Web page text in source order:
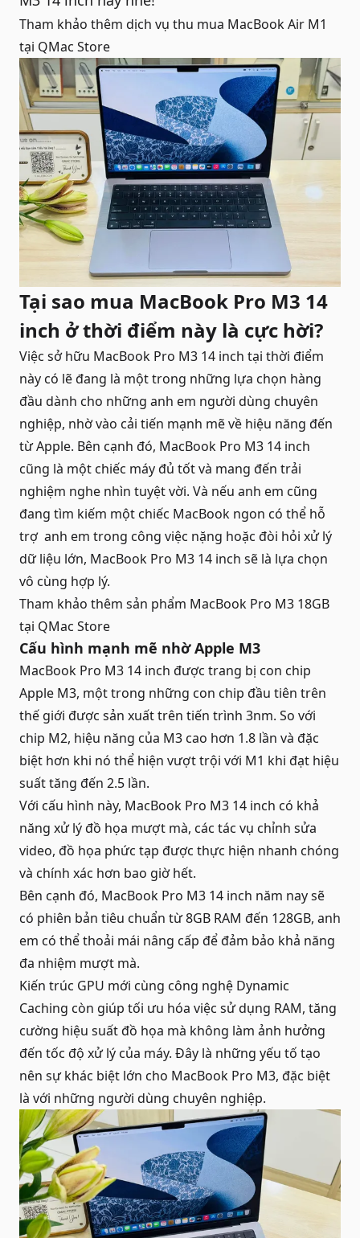
Tham khảo thêm dịch vụ thu mua MacBook Air M1
tại QMac Store
Tại sao mua MacBook Pro M3 14
inch ở thời điểm này là cực hời?
Việc sở hữu MacBook Pro M3 14 inch tại thời điểm
này có lẽ đang là một trong những lựa chọn hàng
đầu dành cho những anh em người dùng chuyên
nghiệp, nhờ vào cải tiến mạnh mẽ về hiệu năng đến
từ Apple. Bên cạnh đó, MacBook Pro M3 14 inch
cũng là một chiếc máy đủ tốt và mang đến trải
nghiệm nghe nhìn tuyệt vời. Và nếu anh em cũng
đang tìm kiếm một chiếc MacBook ngon có thể hỗ
trợ anh em trong công việc nặng hoặc đòi hỏi xử lý
dữ liệu lớn, MacBook Pro M3 14 inch sẽ là lựa chọn
vô cùng hợp lý.
Tham khảo thêm sản phẩm MacBook Pro M3 18GB
tại QMac Store
Cấu hình mạnh mẽ nhờ Apple M3
MacBook Pro M3 14 inch được trang bị con chip
Apple M3, một trong những con chip đầu tiên trên
thế giới được sản xuất trên tiến trình 3nm. So với
chip M2, hiệu năng của M3 cao hơn 1.8 lần và đặc
biệt hơn khi nó thể hiện vượt trội với M1 khi đạt hiệu
suất tăng đến 2.5 lần.
Với cấu hình này, MacBook Pro M3 14 inch có khả
năng xử lý đồ họa mượt mà, các tác vụ chỉnh sửa
video, đồ họa phức tạp được thực hiện nhanh chóng
và chính xác hơn bao giờ hết.
Bên cạnh đó, MacBook Pro M3 14 inch năm nay sẽ
có phiên bản tiêu chuẩn từ 8GB RAM đến 128GB, anh
em có thể thoải mái nâng cấp để đảm bảo khả năng
đa nhiệm mượt mà.
Kiến trúc GPU mới cùng công nghệ Dynamic
Caching còn giúp tối ưu hóa việc sử dụng RAM, tăng
cường hiệu suất đồ họa mà không làm ảnh hưởng
đến tốc độ xử lý của máy. Đây là những yếu tố tạo
nên sự khác biệt lớn cho MacBook Pro M3, đặc biệt
là với những người dùng chuyên nghiệp.